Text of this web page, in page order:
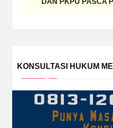
KONSULTASI HUKUM